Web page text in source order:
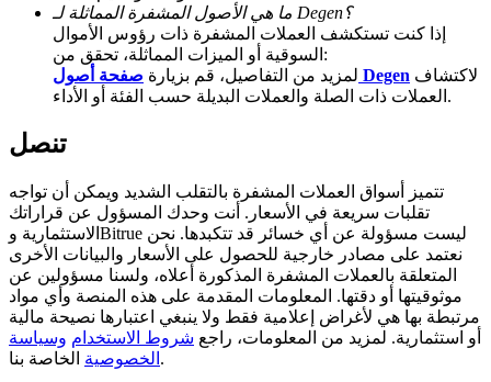
Share 500000 CASHCAT prize pool
Exclusive for BitMart Users
Register & Trade to Win 500,000 USDT
Precious Metals Trading Carnival
Trade Gold & Silver · 33,333 USDT Bonus
USDT New User Exclusive 10% APR
ما هي الأصول المشفرة المماثلة لـ Degen؟
إذا كنت تستكشف العملات المشفرة ذات رؤوس الأموال
السوقية أو الميزات المماثلة، تحقق من:
لمزيد من التفاصيل، قم بزيارة صفحة أصول Degen
العملات ذات الصلة والعملات البديلة حسب الفئة أو الأداء.
تنصل
تتميز أسواق العملات المشفرة بالتقلب الشديد ويمكن أن تواجه
تقلبات سريعة في الأسعار. أنت وحدك المسؤول عن قراراتك
الاستثمارية وBitrue ليست مسؤولة عن أي خسائر قد تتكبدها. نحن
نعتمد على مصادر خارجية للحصول على الأسعار والبيانات الأخرى
المتعلقة بالعملات المشفرة المذكورة أعلاه، ولسنا مسؤولين عن
موثوقيتها أو دقتها. المعلومات المقدمة على هذه المنصة وأي مواد
مرتبطة بها هي لأغراض إعلامية فقط ولا ينبغي اعتبارها نصيحة مالية
أو استثمارية. لمزيد من المعلومات، راجع شروط الاستخدام وسياسة
الخصوصية الخاصة بنا.